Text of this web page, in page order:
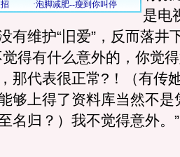
是电
有维护“旧爱”，反而落井
得有什么意外的，你觉
那代表很正常?！（有传
够上得了资料库当然不是
名归？）我不觉得意外。”